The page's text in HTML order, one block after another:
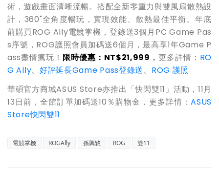
術，遊戲畫面清晰流暢。搭配全新零重力與雙風扇散熱設
計，360˚全角度暢玩，實現效能、散熱最佳平衡。年底
前購買ROG Ally電競掌機，登錄送3個月PC Game Pas
s序號，ROG護照會員加碼送6個月，最高享1年Game P
ass盡情瘋玩！ 限時優惠：NT$21,999 ， 更多詳情： RO
G Ally、 好評延長Game Pass登錄送、 ROG 護照
華碩官方商城ASUS Store亦推出「快閃雙11」活動，11月
13日前，全館訂單加碼送10％購物金，更多詳情：ASUS
Store快閃雙11
電競掌機 ROGAlly 孫興慜 ROG 雙11